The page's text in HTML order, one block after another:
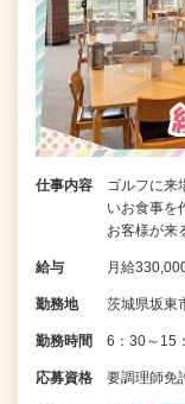
仕事内容
ゴルフに来
いお食事を
お客様が来
給与 月給
勤務地 茨城県坂東
勤務時間 6：30～15
応募資格 要調理師免